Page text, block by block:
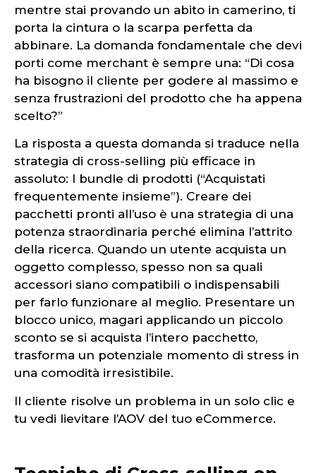
mentre stai provando un abito in camerino, ti
porta la cintura o la scarpa perfetta da
abbinare. La domanda fondamentale che devi
porti come merchant è sempre una: “Di cosa
ha bisogno il cliente per godere al massimo e
senza frustrazioni del prodotto che ha appena
scelto?”
La risposta a questa domanda si traduce nella
strategia di cross-selling più efficace in
assoluto: I bundle di prodotti (“Acquistati
frequentemente insieme”). Creare dei
pacchetti pronti all’uso è una strategia di una
potenza straordinaria perché elimina l’attrito
della ricerca. Quando un utente acquista un
oggetto complesso, spesso non sa quali
accessori siano compatibili o indispensabili
per farlo funzionare al meglio. Presentare un
blocco unico, magari applicando un piccolo
sconto se si acquista l’intero pacchetto,
trasforma un potenziale momento di stress in
una comodità irresistibile.
Il cliente risolve un problema in un solo clic e
tu vedi lievitare l’AOV del tuo eCommerce.